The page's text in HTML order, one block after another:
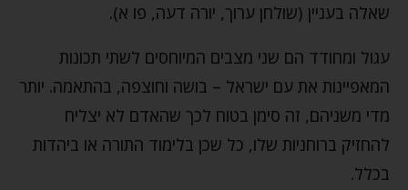
שאלה בעניין (שולחן ערוך, יורה דעה, פו א).
עגול ומחודד הם שני מצבים המיוחסים לשתי תכונות
המאפיינות את עם ישראל – בושה וחוצפה, בהתאמה. יותר
מדי משניהם, זה סימן בטוח לכך שהאדם לא יצליח
להחזיק ברוחניות שלו, כל שכן בלימוד התורה או ביהדות
בכלל.